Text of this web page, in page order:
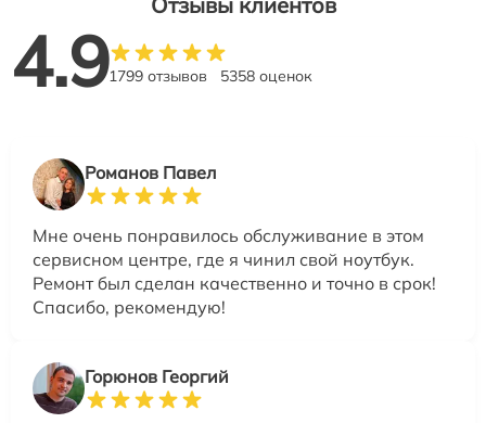
4.91799 отзывов 5358 оценок
Романов Павел
Мне очень понравилось обслуживание в этом
сервисном центре, где я чинил свой ноутбук.
Ремонт был сделан качественно и точно в срок!
Спасибо, рекомендую!
Горюнов Георгий